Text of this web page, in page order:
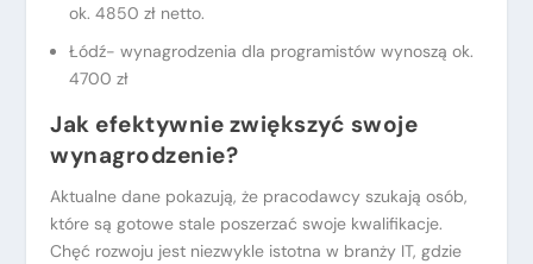
ok. 4850 zł netto.
Łódź- wynagrodzenia dla programistów wynoszą ok.
4700 zł
Jak efektywnie zwiększyć swoje
wynagrodzenie?
Aktualne dane pokazują, że pracodawcy szukają osób,
które są gotowe stale poszerzać swoje kwalifikacje.
Chęć rozwoju jest niezwykle istotna w branży IT, gdzie